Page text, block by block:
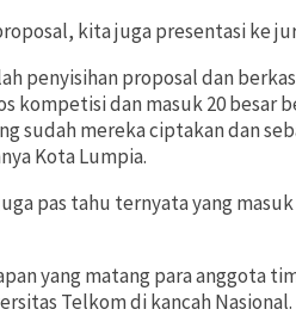
kita juga presentasi ke
penyisihan proposal dan
kompetisi dan masuk 20
sudah mereka ciptakan dan
Kota Lumpia.
pas tahu ternyata yang
yang matang para anggota
Telkom di kancah Nasional.